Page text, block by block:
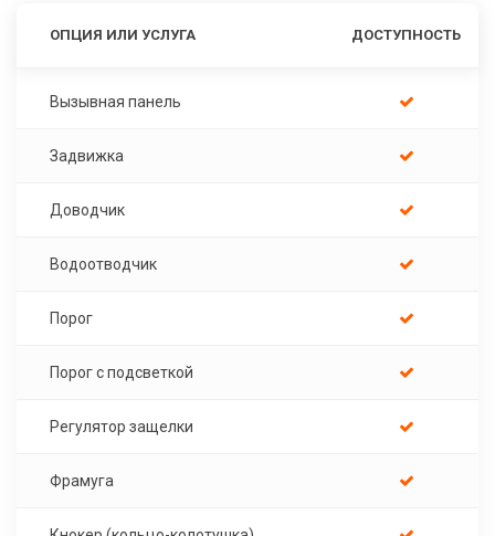
ОПЦИЯ ИЛИ УСЛУГА ДОСТУПНОСТЬ
Вызывная панель
Задвижка
Доводчик
Водоотводчик
Порог
Порог с подсветкой
Регулятор защелки
Фрамуга